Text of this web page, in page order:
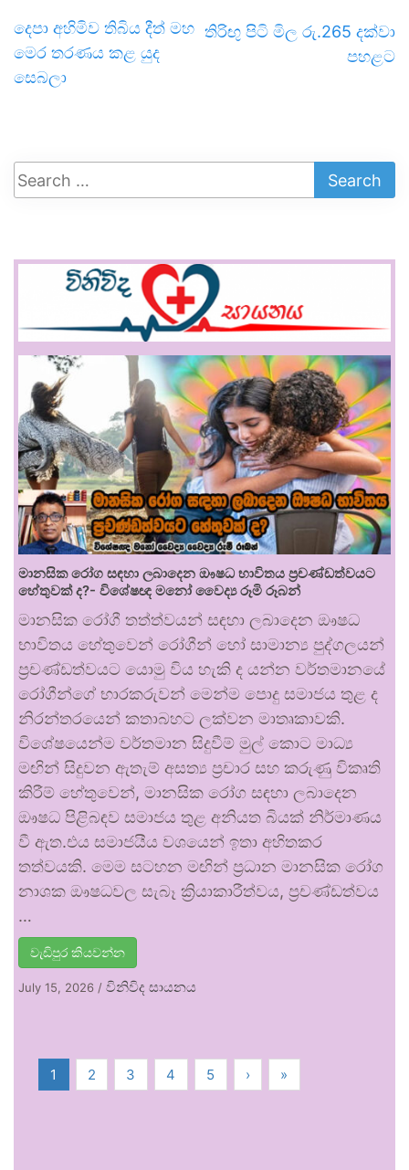
දෙපා අහිමිව තිබිය දීත් මහ
මෙර තරණය කළ යුද
සෙබලා
තිරිඟු පිටි මිල රු.265 දක්වා
පහළට
මානසික රෝග සඳහා ලබාදෙන ඖෂධ භාවිතය ප්‍රචණ්ඩත්වයට
හේතුවක් ද?- විශේෂඥ මනෝ වෛද්‍ය රූමි රූබන්
මානසික රෝගී තත්ත්වයන් සඳහා ලබාදෙන ඖෂධ
භාවිතය හේතුවෙන් රෝගීන් හෝ සාමාන්‍ය පුද්ගලයන්
ප්‍රචණ්ඩත්වයට යොමු විය හැකි ද යන්න වර්තමානයේ
රෝගීන්ගේ භාරකරුවන් මෙන්ම පොදු සමාජය තුළ ද
නිරන්තරයෙන් කතාබහට ලක්වන මාතෘකාවකි.
විශේෂයෙන්ම වර්තමාන සිදුවීම් මුල් කොට මාධ්‍ය
මඟින් සිදුවන ඇතැම් අසත්‍ය ප්‍රචාර සහ කරුණු විකෘති
කිරීම් හේතුවෙන්, මානසික රෝග සඳහා ලබාදෙන
ඖෂධ පිළිබඳව සමාජය තුළ අනියත බියක් නිර්මාණය
වී ඇත.එය සමාජයීය වශයෙන් ඉතා අහිතකර
තත්වයකි. මෙම සටහන මඟින් ප්‍රධාන මානසික රෝග
නාශක ඖෂධවල සැබෑ ක්‍රියාකාරීත්වය, ප්‍රචණ්ඩත්වය
…
වැඩිපුර කියවන්න
July 15, 2026 / විනිවිද සායනය
1 2 3 4 5 › »